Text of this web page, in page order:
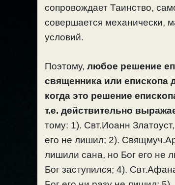
сопровождает Таинство,
совершается механически,
условий.
Поэтому, любое решение
священника или епископа
когда это решение
т.е. действительно
тому: 1). Свт.Иоанн
его не лишил; 2).
лишили сана, но Бог его не
Бог заступился; 4).